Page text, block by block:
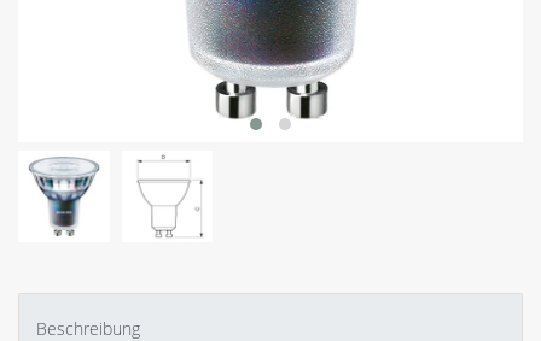
Beschreibung